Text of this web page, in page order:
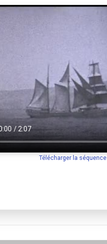
Télécharger la séquence